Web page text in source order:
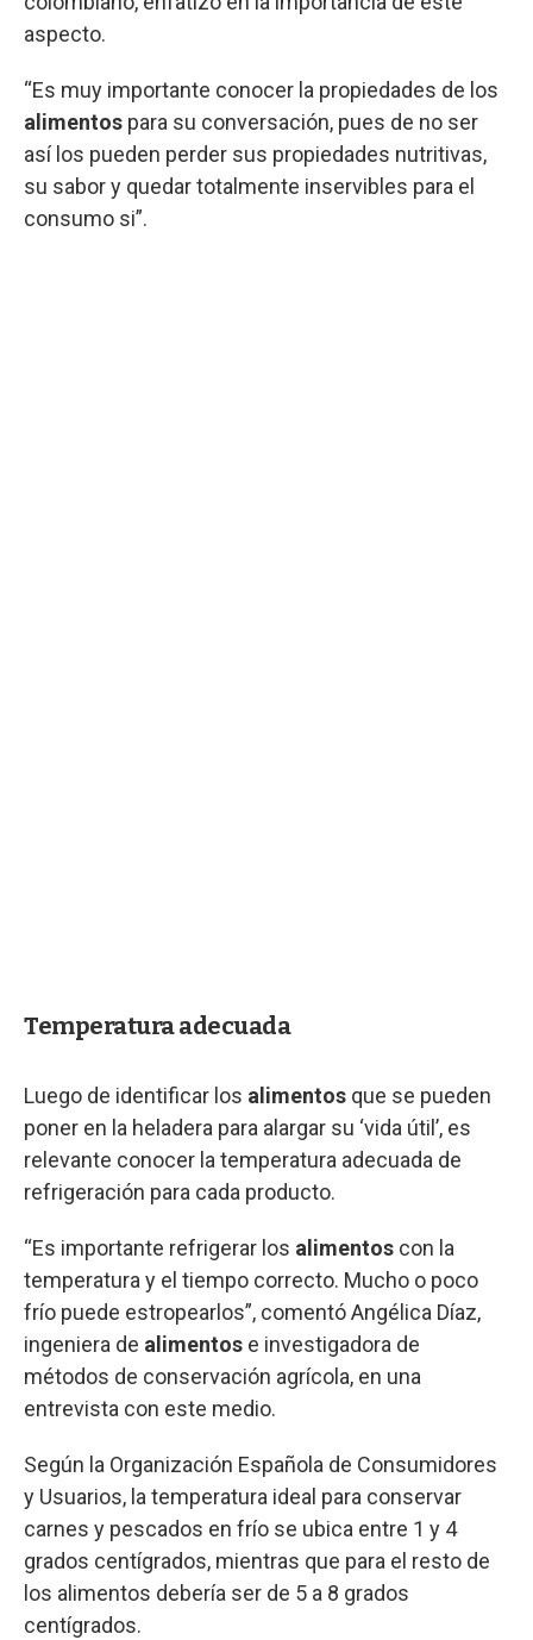
aspecto.
“Es muy importante conocer la propiedades de los
alimentos para su conversación, pues de no ser
así los pueden perder sus propiedades nutritivas,
su sabor y quedar totalmente inservibles para el
consumo si”.
Temperatura adecuada
Luego de identificar los alimentos que se pueden
poner en la heladera para alargar su ‘vida útil’, es
relevante conocer la temperatura adecuada de
refrigeración para cada producto.
“Es importante refrigerar los alimentos con la
temperatura y el tiempo correcto. Mucho o poco
frío puede estropearlos”, comentó Angélica Díaz,
ingeniera de alimentos e investigadora de
métodos de conservación agrícola, en una
entrevista con este medio.
Según la Organización Española de Consumidores
y Usuarios, la temperatura ideal para conservar
carnes y pescados en frío se ubica entre 1 y 4
grados centígrados, mientras que para el resto de
los alimentos debería ser de 5 a 8 grados
centígrados.